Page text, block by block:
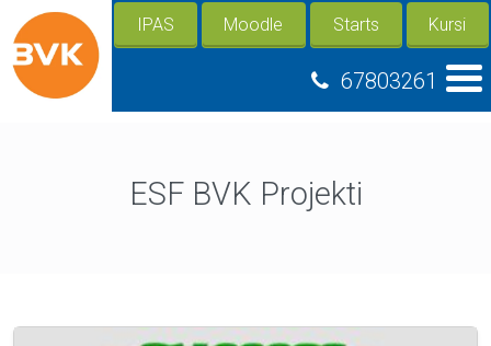
67803261
IPAS Moodle Starts Kursi
ESF BVK Projekti